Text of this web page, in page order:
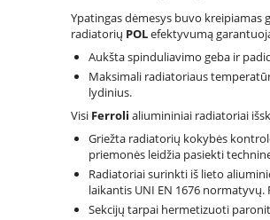
Ypatingas dėmesys buvo
radiatorių POLefektyvumą
Aukšta spinduliavimo geba ir
Maksimali radiatoriaus
lydinius.
Visi Ferroli aliumininiai radiatoriai
Griežta radiatorių kokybės
priemonės leidžia pasiekti
Radiatoriai surinkti iš lieto
laikantis UNI EN 1676
Sekcijų tarpai hermetizuoti